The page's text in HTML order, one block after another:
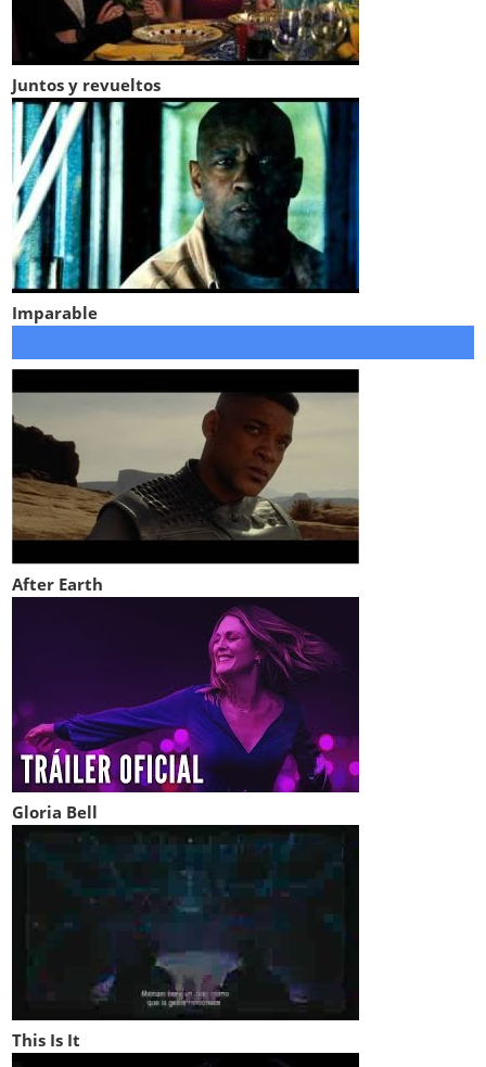
Juntos y revueltos
Imparable
After Earth
Gloria Bell
This Is It